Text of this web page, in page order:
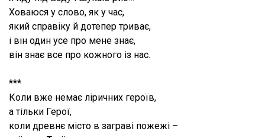
Ховаюся у слово, як у час,
який справіку й дотепер триває,
і він один усе про мене знає,
він знає все про кожного із нас.
***
Коли вже немає ліричних героїв,
а тільки Герої,
коли древнє місто в заграві пожежі –